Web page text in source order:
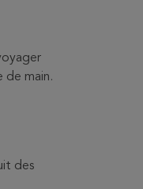
de main.
des